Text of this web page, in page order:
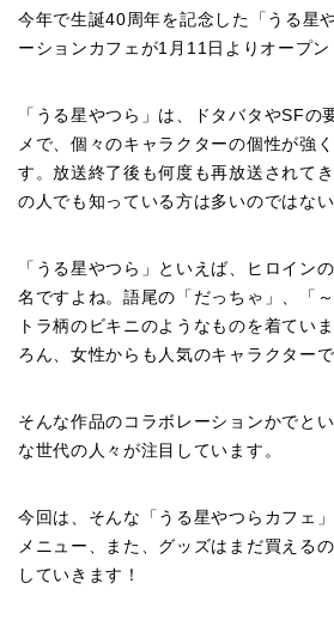
今年で生誕40 周年を記念した「うる星
ーションカフェが1 月 11 日よりオープン
「うる星やつら」は、ドタバタやSFの
メで、個々のキャラクターの個性が強
す。放送終了後も何度も再放送されて
の人でも知っている方は多いのではない
「うる星やつら」といえば、ヒロイン
名ですよね。語尾の「だっちゃ」、「
トラ柄のビキニのようなものを着てい
ろん、女性からも人気のキャラクターで
そんな作品のコラボレーションかでと
な世代の人々が注目しています。
今回は、そんな「うる星やつらカフェ
メニュー、また、グッズはまだ買える
していきます！